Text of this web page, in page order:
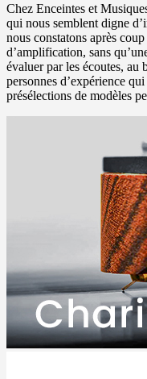
Chez Enceintes et
qui nous semblent digne
nous constatons après
d’amplification, sans
évaluer par les écoutes, au
personnes d’expérience
présélections de modèles